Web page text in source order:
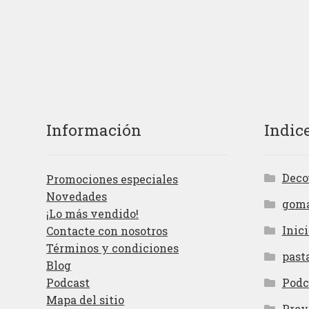
Información
Promociones especiales
Novedades
¡Lo más vendido!
Contacte con nosotros
Términos y condiciones
Blog
Podcast
Mapa del sitio